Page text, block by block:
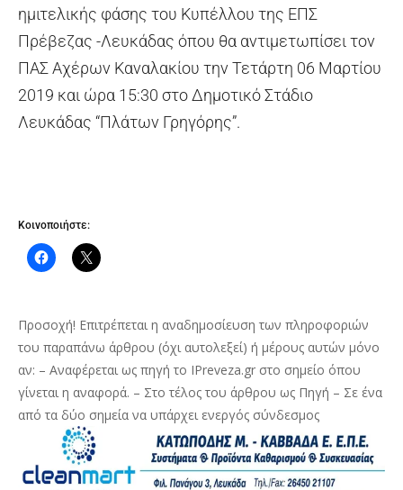
ημιτελικής φάσης του Κυπέλλου της ΕΠΣ
Πρέβεζας -Λευκάδας όπου θα αντιμετωπίσει τον
ΠΑΣ Αχέρων Καναλακίου την Τετάρτη 06 Μαρτίου
2019 και ώρα 15:30 στο Δημοτικό Στάδιο
Λευκάδας “Πλάτων Γρηγόρης”.
Κοινοποιήστε:
Προσοχή! Επιτρέπεται η αναδημοσίευση των πληροφοριών
του παραπάνω άρθρου (όχι αυτολεξεί) ή μέρους αυτών μόνο
αν: – Αναφέρεται ως πηγή το IPreveza.gr στο σημείο όπου
γίνεται η αναφορά. – Στο τέλος του άρθρου ως Πηγή – Σε ένα
από τα δύο σημεία να υπάρχει ενεργός σύνδεσμος